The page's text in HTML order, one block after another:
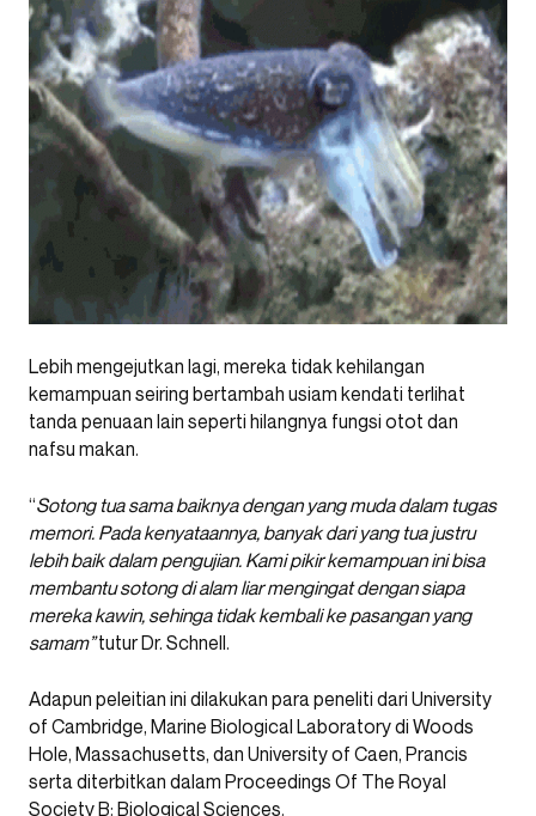
Lebih mengejutkan lagi, mereka tidak kehilangan
kemampuan seiring bertambah usiam kendati terlihat
tanda penuaan lain seperti hilangnya fungsi otot dan
nafsu makan.
“Sotong tua sama baiknya dengan yang muda dalam tugas
memori. Pada kenyataannya, banyak dari yang tua justru
lebih baik dalam pengujian. Kami pikir kemampuan ini bisa
membantu sotong di alam liar mengingat dengan siapa
mereka kawin, sehinga tidak kembali ke pasangan yang
samam”tutur Dr. Schnell.
Adapun peleitian ini dilakukan para peneliti dari University
of Cambridge, Marine Biological Laboratory di Woods
Hole, Massachusetts, dan University of Caen, Prancis
serta diterbitkan dalam Proceedings Of The Royal
Society B: Biological Sciences.